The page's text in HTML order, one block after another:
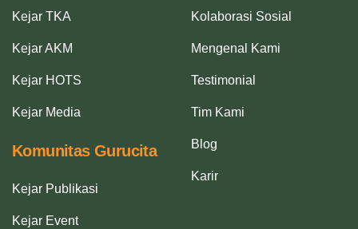
Kejar TKA
Kejar AKM
Kejar HOTS
Kejar Media
Komunitas Gurucita
Kejar Publikasi
Kejar Event
Kolaborasi Sosial
Mengenal Kami
Testimonial
Tim Kami
Blog
Karir